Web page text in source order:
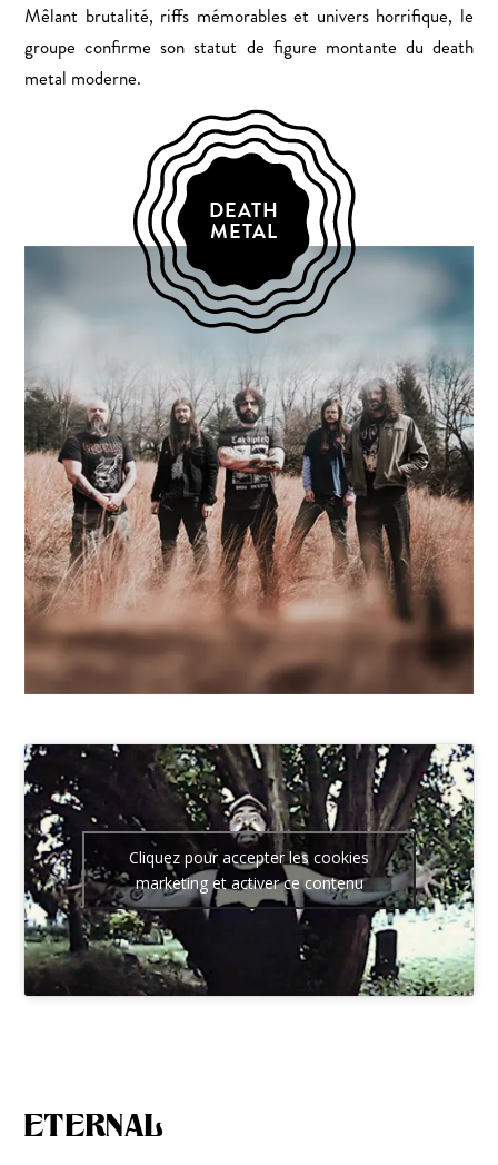
Mêlant brutalité, riffs mémorables et univers horrifique, le
groupe confirme son statut de figure montante du death
metal moderne.
DEATH
METAL
Cliquez pour accepter les cookies
marketing et activer ce contenu
ETERNAL